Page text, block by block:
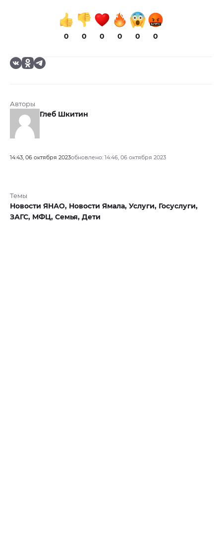
0 0 0 0 0 0
Авторы
Глеб Шкитин
14:43, 06 октября 2023обновлено: 14:46, 06 октября 2023
Темы
Новости ЯНАО, Новости Ямала, Услуги, Госуслуги,
ЗАГС, МФЦ, Семья, Дети